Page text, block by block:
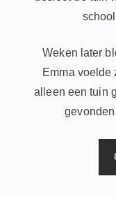
Weken later
Emma voelde
alleen een tuin